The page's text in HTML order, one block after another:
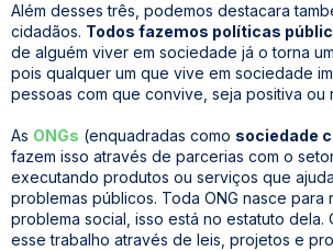
Além desses três, podemos destacara
cidadãos. Todos fazemos políticas
de alguém viver em sociedade já o torna
pois qualquer um que vive em sociedade
pessoas com que convive, seja positiva ou
As ONGs (enquadradas como sociedade
fazem isso através de parcerias com o
executando produtos ou serviços que
problemas públicos. Toda ONG nasce para
problema social, isso está no estatuto dela.
esse trabalho através de leis, projetos e